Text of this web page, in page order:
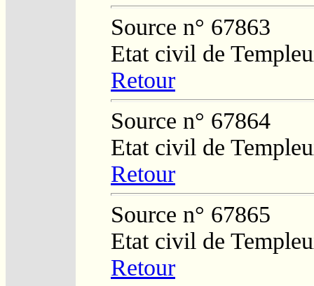
Source n° 67863
Etat civil de
Retour
Source n° 67864
Etat civil de
Retour
Source n° 67865
Etat civil de
Retour